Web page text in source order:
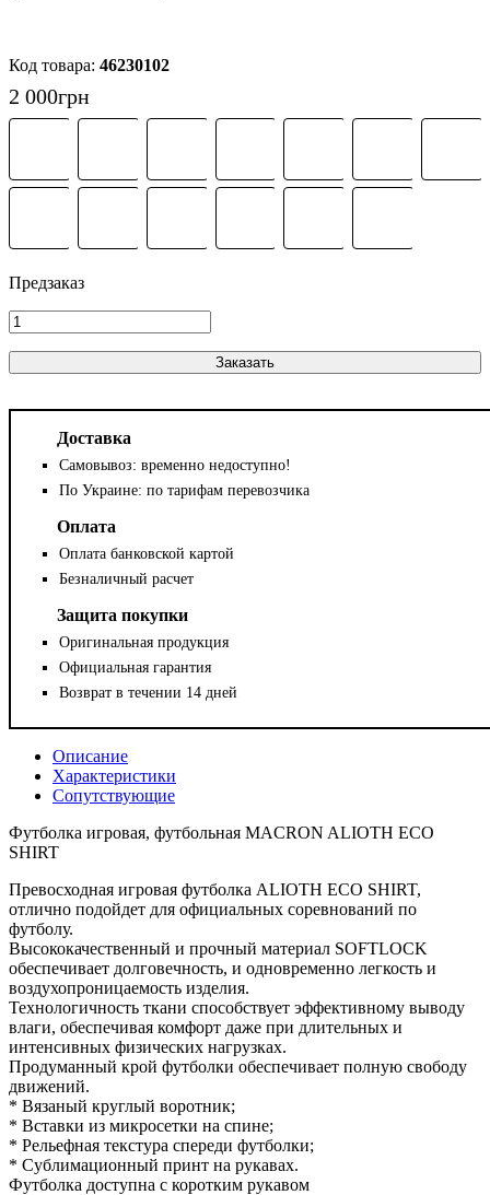
46230102
2 000грн
Заказать
Доставка
Самовывоз: временно недоступно!
По Украине: по тарифам перевозчика
Оплата
Оплата банковской картой
Безналичный расчет
Защита покупки
Оригинальная продукция
Официальная гарантия
Возврат в течении 14 дней
Описание
Характеристики
Сопутствующие
Футболка игровая, футбольная MACRON ALIOTH ECO
SHIRT
Превосходная игровая футболка ALIOTH ECO SHIRT,
отлично подойдет для официальных соревнований по
футболу.
Высококачественный и прочный материал SOFTLOCK
обеспечивает долговечность, и одновременно легкость и
воздухопроницаемость изделия.
Технологичность ткани способствует эффективному выводу
влаги, обеспечивая комфорт даже при длительных и
интенсивных физических нагрузках.
Продуманный крой футболки обеспечивает полную свободу
движений.
* Вязаный круглый воротник;
* Вставки из микросетки на спине;
* Рельефная текстура спереди футболки;
* Сублимационный принт на рукавах.
Футболка доступна с коротким рукавом